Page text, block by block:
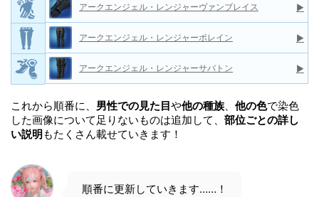
アークエンジェル・レンジャーヴァンブレイス ▶
アークエンジェル・レンジャーポレイン ▶
アークエンジェル・レンジャーサバトン ▶
これから順番に、 男性での見た目や他の種族、 他の色で染色
した画像について足りないものは追加して、 部位ごとの詳し
い説明もたくさん載せていきます！
順番に更新していきます……！